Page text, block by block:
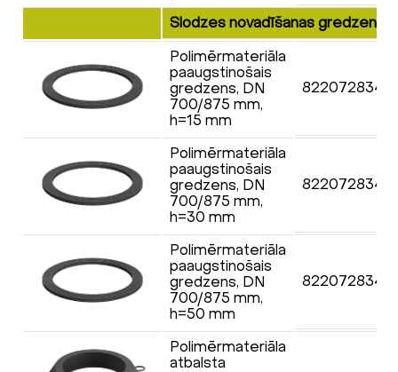
Slodzes novadīšanas gredzeni
Polimērmateriāla
paaugstinošais
gredzens, DN
700/875 mm,
h=15 mm
Polimērmateriāla
paaugstinošais
gredzens, DN
700/875 mm,
h=30 mm
Polimērmateriāla
paaugstinošais
gredzens, DN
700/875 mm,
h=50 mm
Polimērmateriāla
atbalsta